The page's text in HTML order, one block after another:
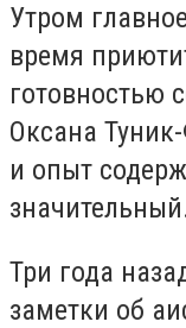
Утром
время
готовностью
Оксана
и опыт
Три года
заметки об